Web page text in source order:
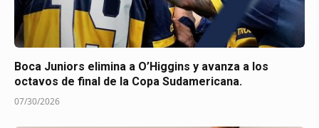
Boca Juniors elimina a O’Higgins y avanza a los
octavos de final de la Copa Sudamericana.
07/30/2026